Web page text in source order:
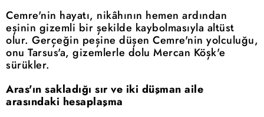
Cemre'nin hayatı, nikâhının hemen ardından
eşinin gizemli bir şekilde kaybolmasıyla altüst
olur. Gerçeğin peşine düşen Cemre'nin yolculuğu,
onu Tarsus'a, gizemlerle dolu Mercan Köşk'e
sürükler.
Aras'ın sakladığı sır ve iki düşman aile
arasındaki hesaplaşma